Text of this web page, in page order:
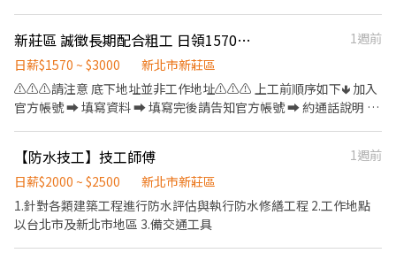
(8H) ▶️薪水：時薪270 ▶️夜班：20:30-05:30 (8H) ▶️薪水：時薪300
▬▬▬▬▬▬▬ 職缺內容 ▬▬▬▬▬▬▬ 【工作地點】: 林口工二
工業區-工八路 五股五工六路 【工作內容】: 電子產品相關製程(手動
組裝、測試、包裝) 工作都是久坐居多(可能會看顯微鏡) 【休假制
▬▬▬▬▬▬▬ 享有福利 ▬▬▬▬▬▬▬ ⭕ 依照勞基法相關福利
⭕ 享勞保、健保、團保、勞退6% 可以與我聯繫： ID:0966208172
新莊區 誠徵長期配合粗工 日領1570-3000 可日領 可週領
1週前
日薪$1570 ~ $3000
新北市新莊區
⚠️⚠️⚠️請注意 底下地址並非工作地址⚠️⚠️⚠️ 上工前順序如下🢃 加入
官方帳號 ➡ 填寫資料 ➡ 填寫完後請告知官方帳號 ➡ 約通話說明 ➡
場有搬運車)等 依現場主管要求完成工作內容 👷‍♂️粗工 $1570起/日 加
班1小時$275(長期配合 報酬漸增) 👷🏻打石工 $2400起/日 大支
+$100 加班1小時$350 👷🏻當月做滿23工 獎金$1000 👷🏻介紹獎金
$1000(詳細規定另外說明) 領錢方式⬇️ 1.日領匯款 2.週領匯款 3.週領
【防水技工】技工師傅
1週前
日薪$2000 ~ $2500
新北市新莊區
1.針對各類建築工程進行防水評估與執行防水修繕工程 2.工作地點
以台北市及新北市地區 3.備交通工具